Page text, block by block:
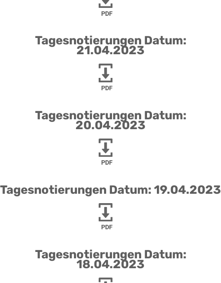
PDF
Tagesnotierungen Datum:
21.04.2023
PDF
Tagesnotierungen Datum:
20.04.2023
PDF
Tagesnotierungen Datum: 19.04.2023
PDF
Tagesnotierungen Datum:
18.04.2023